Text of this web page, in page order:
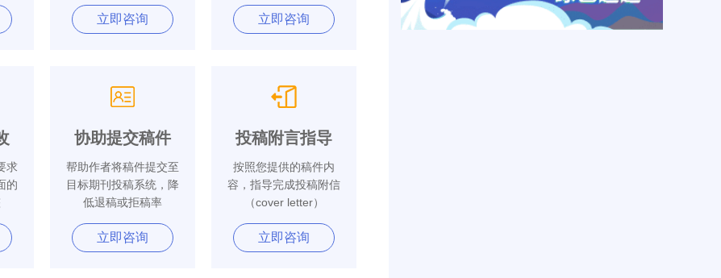
立即咨询 立即咨询
求
的
协助提交稿件
帮助作者将稿件提交至
目标期刊投稿系统，降
低退稿或拒稿率
立即咨询
投稿附言指导
按照您提供的稿件内
容，指导完成投稿附信
（cover letter）
立即咨询